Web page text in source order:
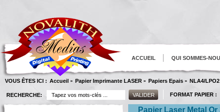
ACCUEIL QUI SOMMES-
VOUS ÊTES ICI : Accueil » Papier Imprimante LASER » Papiers Epais » NLA4/LPO2
RECHERCHE: FORMAT PAPIER :
Papier Laser Metal Or